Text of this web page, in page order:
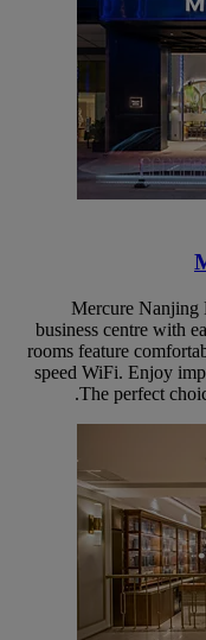
Mercure Nanjing
business centre with
rooms feature
speed WiFi. Enjoy
The perfect